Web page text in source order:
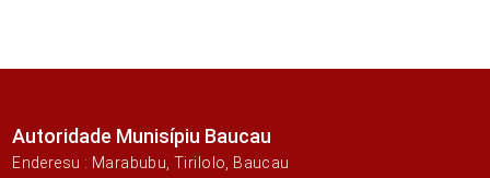
Autoridade Munisípiu Baucau
Enderesu : Marabubu, Tirilolo, Baucau